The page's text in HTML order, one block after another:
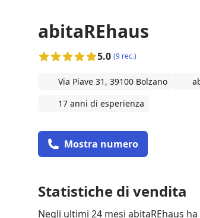
abitaREhaus
5.0 (9 rec.)
Via Piave 31, 39100 Bolzano
17 anni di esperienza
Mostra numero
Statistiche di vendita
Negli ultimi 24 mesi abitaREhaus